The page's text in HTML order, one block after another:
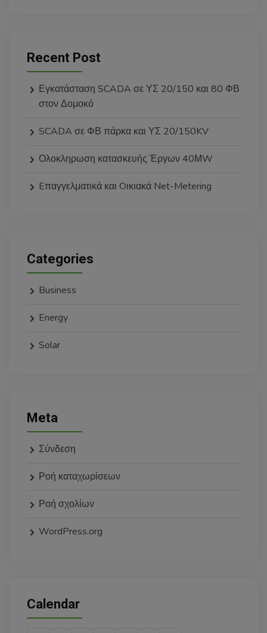
Recent Post
Εγκατάσταση SCADA σε ΥΣ 20/150 και 80 ΦΒ
στον Δομοκό
SCADA σε ΦΒ πάρκα και ΥΣ 20/150KV
Ολοκληρωση κατασκευής Έργων 40ΜW
Eπαγγελματικά και Oικιακά Net-Metering
Categories
Business
Energy
Solar
Meta
Σύνδεση
Ροή καταχωρίσεων
Ροή σχολίων
WordPress.org
Calendar